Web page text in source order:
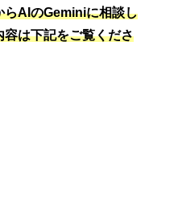
らAIのGeminiに相談し
は下記をご覧くださ